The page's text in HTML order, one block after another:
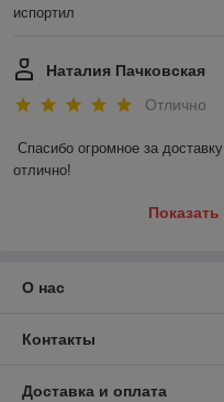
испортил
Наталия Пачковская
Отлично
Спасибо огромное за
отлично!
О нас
Контакты
Доставка и оплата